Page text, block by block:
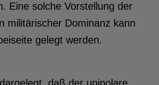
Eine solche Vorstellung der
militärischer Dominanz kann
gelegt werden.